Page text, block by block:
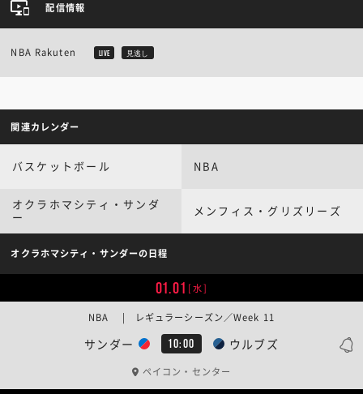
配信情報
NBA Rakuten LIVE 見逃し
関連カレンダー
バスケットボール NBA
オクラホマシティ・サンダ
ー
メンフィス・グリズリーズ
オクラホマシティ・サンダーの日程
01.01 [水]
サンダー 10:00 ウルブズ
NBA | レギュラーシーズン／Week 11
ペイコン・センター